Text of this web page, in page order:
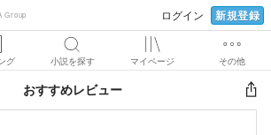
Group ログイン 新規登録
グ 小説を探す マイページ その他
おすすめレビュー